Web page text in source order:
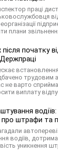
праці
плани
початку
трудовим
не варто
виплату
штрафи та
водіїв,
уникнення